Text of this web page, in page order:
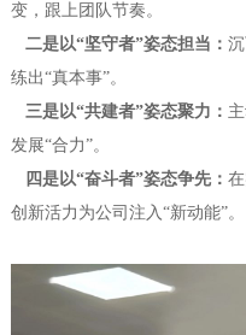
变，跟上团队节奏。
二是以“坚守者”姿态担当：
练出“真本事”。
三是以“共建者”姿态聚力：
发展“合力”。
四是以“奋斗者”姿态争先：
创新活力为公司注入“新动能”。